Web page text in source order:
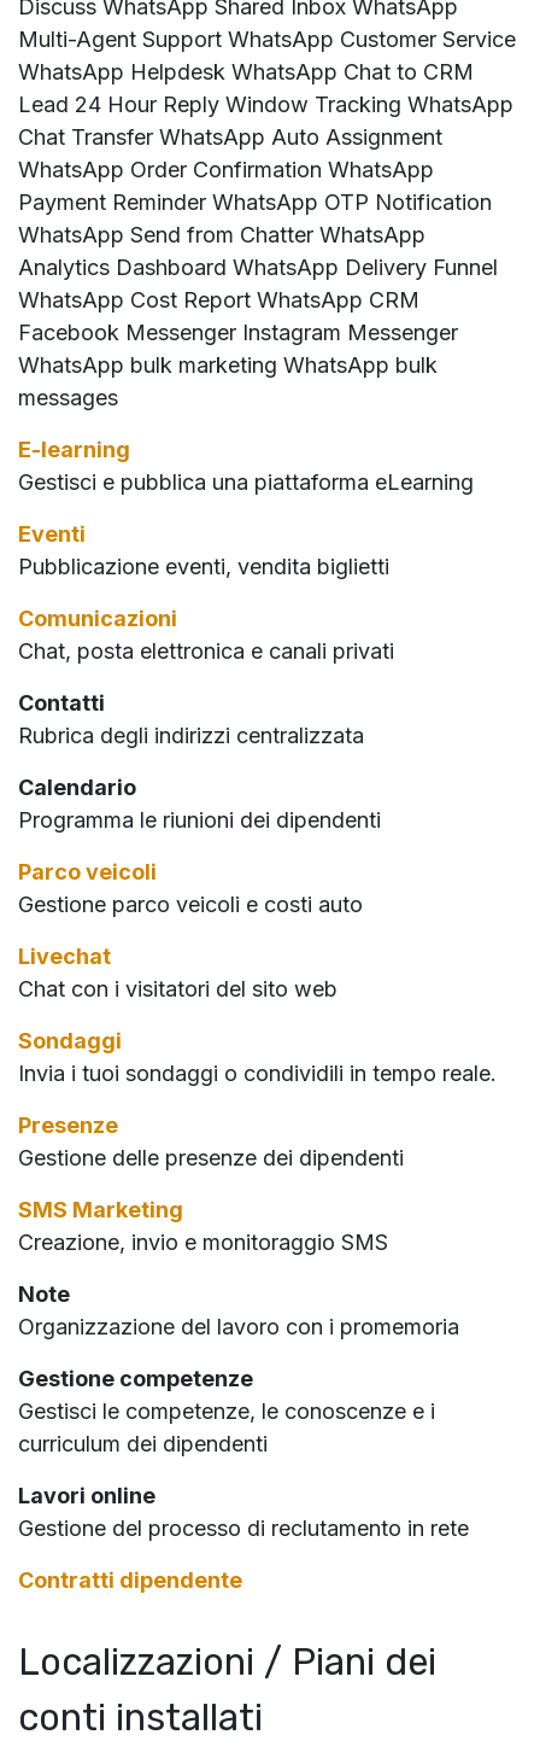
Discuss WhatsApp Shared Inbox WhatsApp
Multi-Agent Support WhatsApp Customer Service
WhatsApp Helpdesk WhatsApp Chat to CRM
Lead 24 Hour Reply Window Tracking WhatsApp
Chat Transfer WhatsApp Auto Assignment
WhatsApp Order Confirmation WhatsApp
Payment Reminder WhatsApp OTP Notification
WhatsApp Send from Chatter WhatsApp
Analytics Dashboard WhatsApp Delivery Funnel
WhatsApp Cost Report WhatsApp CRM
Facebook Messenger Instagram Messenger
WhatsApp bulk marketing WhatsApp bulk
messages
E-learning
Gestisci e pubblica una piattaforma eLearning
Eventi
Pubblicazione eventi, vendita biglietti
Comunicazioni
Chat, posta elettronica e canali privati
Contatti
Rubrica degli indirizzi centralizzata
Calendario
Programma le riunioni dei dipendenti
Parco veicoli
Gestione parco veicoli e costi auto
Livechat
Chat con i visitatori del sito web
Sondaggi
Invia i tuoi sondaggi o condividili in tempo reale.
Presenze
Gestione delle presenze dei dipendenti
SMS Marketing
Creazione, invio e monitoraggio SMS
Note
Organizzazione del lavoro con i promemoria
Gestione competenze
Gestisci le competenze, le conoscenze e i
curriculum dei dipendenti
Lavori online
Gestione del processo di reclutamento in rete
Contratti dipendente
Localizzazioni / Piani dei
conti installati